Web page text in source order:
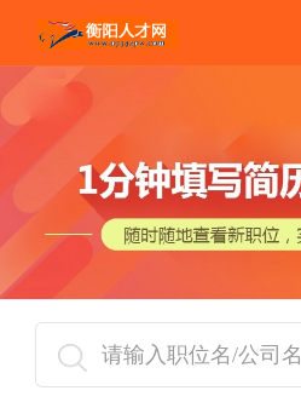
请输入职位名/公司名